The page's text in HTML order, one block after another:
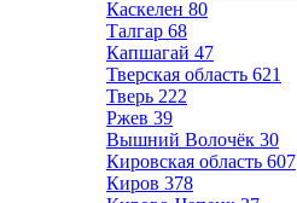
Каскелен 80
Талгар 68
Капшагай 47
Тверская область 621
Тверь 222
Ржев 39
Вышний Волочёк 30
Кировская область 607
Киров 378